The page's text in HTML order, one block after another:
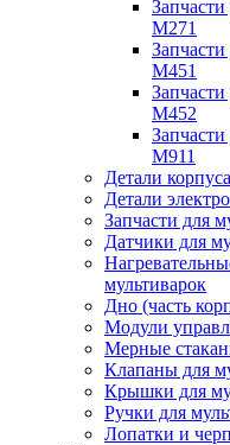
M271
M451
M452
M911
Детали
Детали
Запчасти для
Датчики для
мультиварок
Дно (часть
Модули
Мерные
Клапаны для
Крышки для
Ручки для
Лопатки и